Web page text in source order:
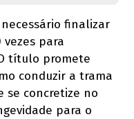
necessário finalizar
para
título promete
conduzir a trama
se concretize no
para o